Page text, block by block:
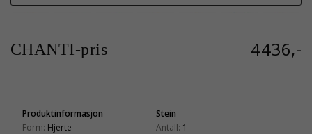
CHANTI-pris 4436,-
Produktinformasjon
Form: Hjerte
Stein
Antall: 1